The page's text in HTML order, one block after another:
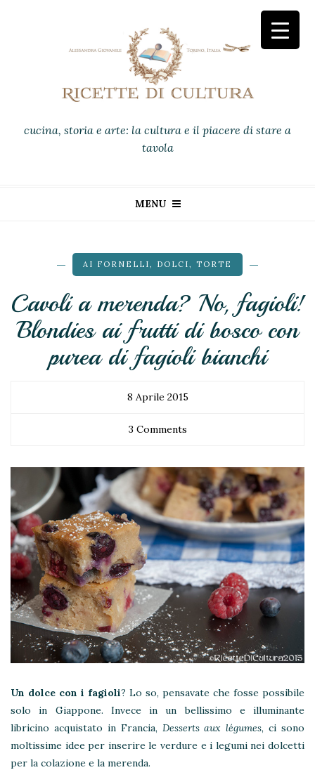
cucina, storia e arte: la cultura e il piacere di stare a
tavola
MENU
AI FORNELLI , DOLCI , TORTE
Cavoli a merenda? No, fagioli!
Blondies ai frutti di bosco con
purea di fagioli bianchi
8 Aprile 2015
3 Comments
Un dolce con i fagioli? Lo so, pensavate che fosse possibile
solo in Giappone. Invece in un bellissimo e illuminante
libricino acquistato in Francia, Desserts aux légumes, ci sono
moltissime idee per inserire le verdure e i legumi nei dolcetti
per la colazione e la merenda.